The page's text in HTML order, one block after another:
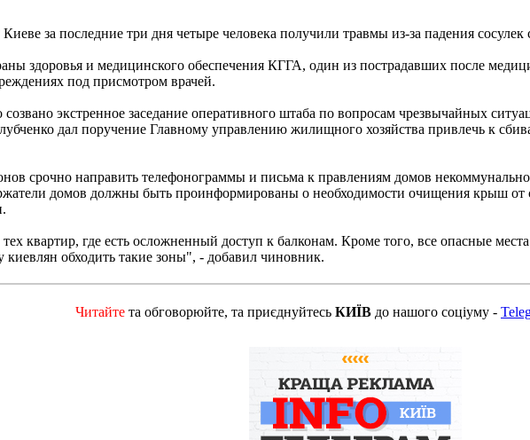
за последние три дня четыре человека получили травмы из-за падения
здоровья и медицинского обеспечения КГГА, один из пострадавших после
под присмотром врачей.
экстренное заседание оперативного штаба по вопросам чрезвычайных
дал поручение Главному управлению жилищного хозяйства привлечь к
срочно направить телефонограммы и письма к правлениям домов
домов должны быть проинформированы о необходимости очищения крыш от
квартир, где есть осложненный доступ к балконам. Кроме того, все опасные
обходить такие зоны", - добавил чиновник.
Читайте та обговорюйте, та приєднуйтесь КИЇВ до нашого соціуму -